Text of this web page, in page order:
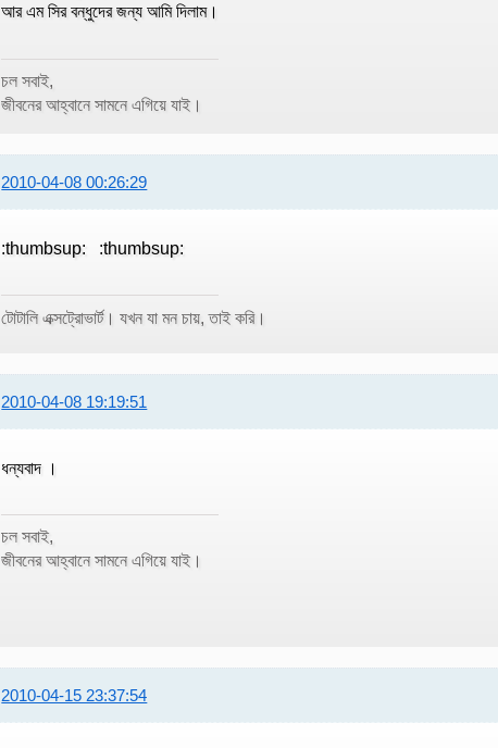
আর এম সির বন্ধুদের জন্য আমি দিলাম।
চল সবাই,
জীবনের আহ্বানে সামনে এগিয়ে যাই।
2010-04-08 00:26:29
:thumbsup: :thumbsup:
টোটালি এক্সট্রোভার্ট। যখন যা মন চায়, তাই করি।
2010-04-08 19:19:51
ধন্যবাদ ।
চল সবাই,
জীবনের আহ্বানে সামনে এগিয়ে যাই।
2010-04-15 23:37:54